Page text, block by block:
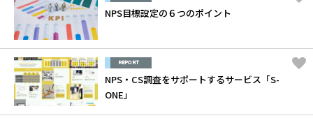
NPS目標設定の６つのポイント
REPORT
NPS・CS調査をサポートするサービス「S-
ONE」